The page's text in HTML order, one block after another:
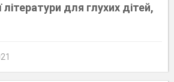
літератури для глухих дітей,